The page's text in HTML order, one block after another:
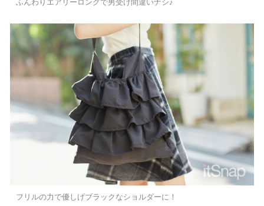
ふんわりエアリーロングで男受け間違いナシ♪
フリルの力で優しげブラックなショルダーに！